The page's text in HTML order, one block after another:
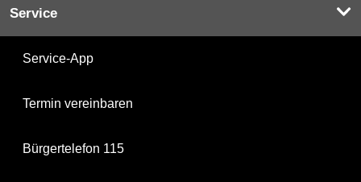
Service
Service-App
Termin vereinbaren
Bürgertelefon 115